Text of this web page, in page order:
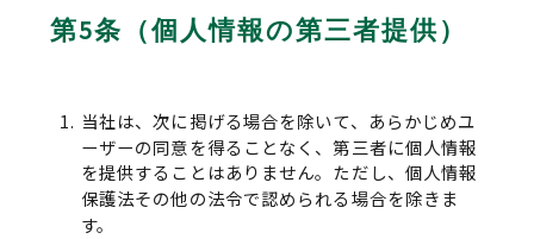
第5条（個人情報の第三者提供）
当社は、次に掲げる場合を除いて、あらかじめユ
ーザーの同意を得ることなく、第三者に個人情報
を提供することはありません。ただし、個人情報
保護法その他の法令で認められる場合を除きま
す。